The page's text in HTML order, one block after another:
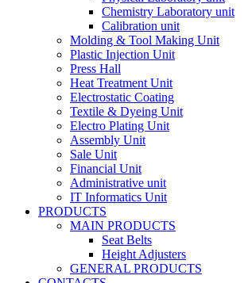
Chemistry Laboratory unit
Calibration unit
Molding & Tool Making Unit
Plastic Injection Unit
Press Hall
Heat Treatment Unit
Electrostatic Coating
Textile & Dyeing Unit
Electro Plating Unit
Assembly Unit
Sale Unit
Financial Unit
Administrative unit
IT Informatics Unit
PRODUCTS
MAIN PRODUCTS
Seat Belts
Height Adjusters
GENERAL PRODUCTS